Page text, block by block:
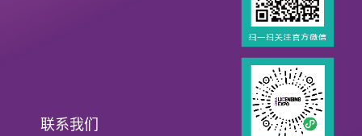
联系我们